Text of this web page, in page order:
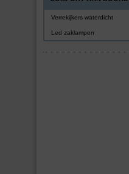
Verrekijkers waterdicht
Led zaklampen